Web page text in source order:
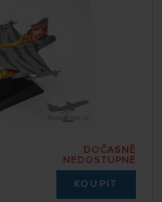
DOČASNĚ
NEDOSTUPNÉ
KOUPIT